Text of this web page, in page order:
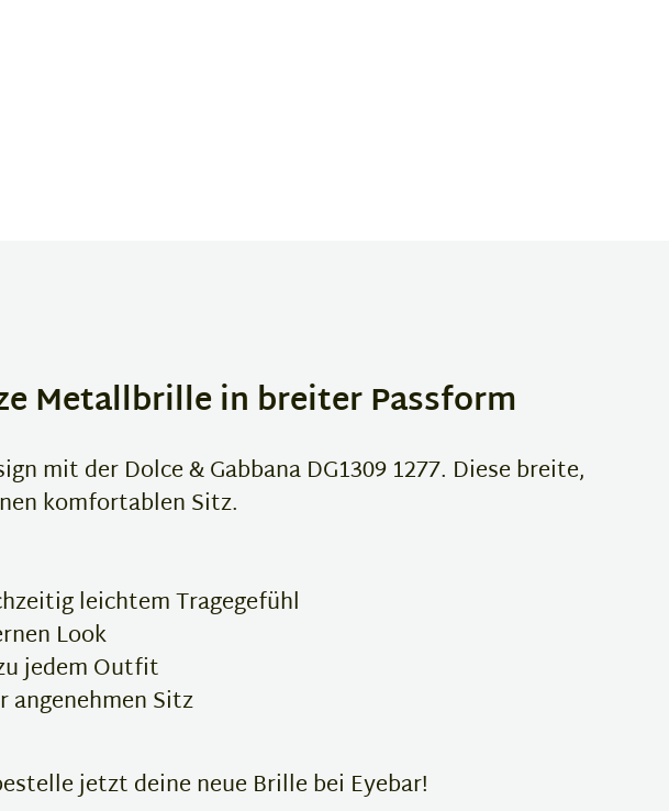
Metallbrille in breiter Passform
mit der Dolce & Gabbana DG1309 1277. Diese breite,
komfortablen Sitz.
leichtem Tragegefühl
Look
jedem Outfit
angenehmen Sitz
jetzt deine neue Brille bei Eyebar!